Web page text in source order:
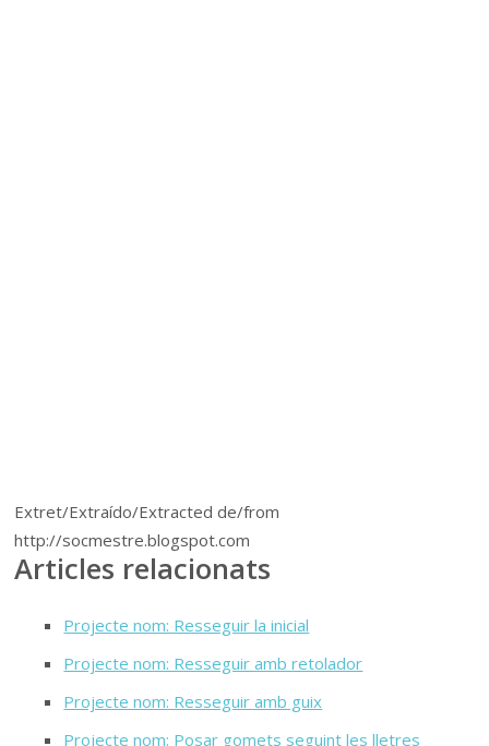
Extret/Extraído/Extracted de/from
http://socmestre.blogspot.com
Articles relacionats
Projecte nom: Resseguir la inicial
Projecte nom: Resseguir amb retolador
Projecte nom: Resseguir amb guix
Projecte nom: Posar gomets seguint les lletres